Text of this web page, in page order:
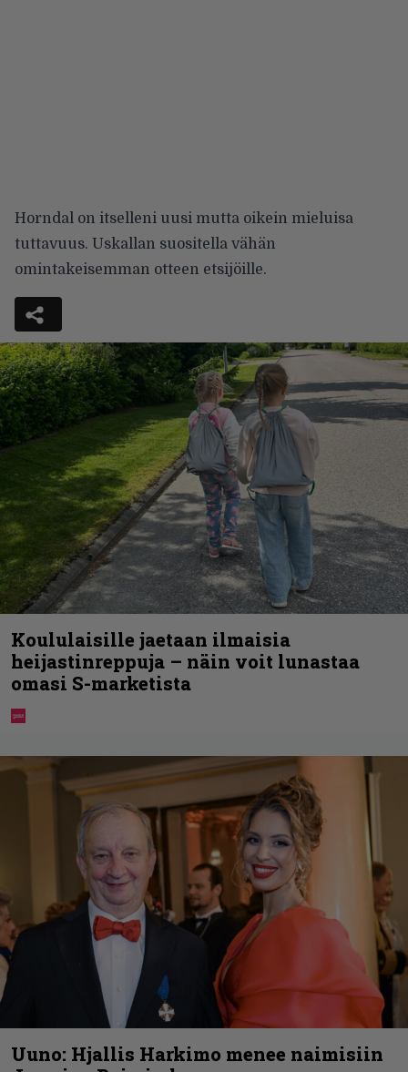
Horndal on itselleni uusi mutta oikein mieluisa
tuttavuus. Uskallan suositella vähän
omintakeisemman otteen etsijöille.
Koululaisille jaetaan ilmaisia
heijastinreppuja – näin voit lunastaa
omasi S-marketista
Uuno: Hjallis Harkimo menee naimisiin